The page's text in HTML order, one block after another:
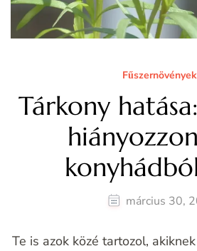
Fűszernövények
Tárkony
március 30,
Te is azok közé tartozol,